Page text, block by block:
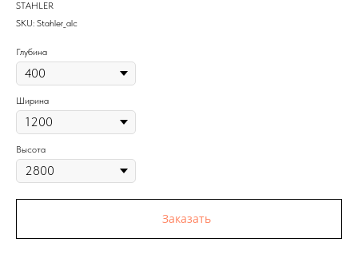
STAHLER
SKU: Stahler_alc
Глубина
Ширина
Высота
Заказать